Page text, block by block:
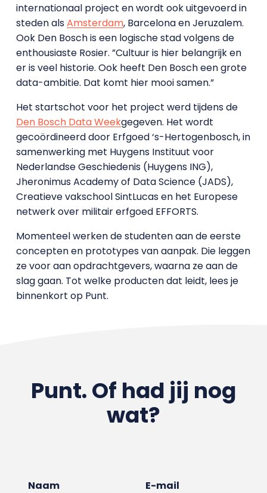
internationaal project en wordt ook uitgevoerd in
steden alsAmsterdam, Barcelona en Jeruzalem.
Ook Den Bosch is een logische stad volgens de
enthousiaste Rosier. ”Cultuur is hier belangrijk en
er is veel historie. Ook heeft Den Bosch een grote
data-ambitie. Dat komt hier mooi samen.”
Het startschot voor het project werd tijdens de
Den Bosch Data Weekgegeven. Het wordt
gecoördineerd door Erfgoed ‘s-Hertogenbosch, in
samenwerking met Huygens Instituut voor
Nederlandse Geschiedenis (Huygens ING),
Jheronimus Academy of Data Science (JADS),
Creatieve vakschool SintLucas en het Europese
netwerk over militair erfgoed EFFORTS.
Momenteel werken de studenten aan de eerste
concepten en prototypes van aanpak. Die leggen
ze voor aan opdrachtgevers, waarna ze aan de
slag gaan. Tot welke producten dat leidt, lees je
binnenkort op Punt.
Punt. Of had jij nog
wat?
Naam E-mail